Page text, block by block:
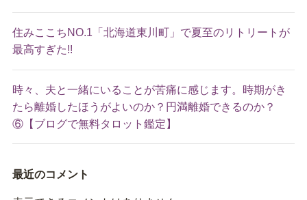
住みここちNO.1「北海道東川町」で夏至のリトリートが
最高すぎた!!
時々、夫と一緒にいることが苦痛に感じます。時期がき
たら離婚したほうがよいのか？円満離婚できるのか？
⑥【ブログで無料タロット鑑定】
最近のコメント